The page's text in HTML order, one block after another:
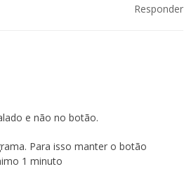
Responder
e não no botão.
Para isso manter o botão
1 minuto